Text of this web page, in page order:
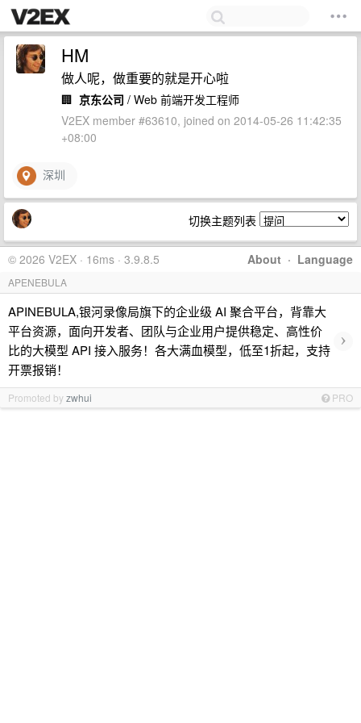
HM
做人呢，做重要的就是开心啦
🏢 京东公司 / Web 前端开发工程师
V2EX member #63610, joined on 2014-05-26 11:42:35
+08:00
深圳
切换主题列表
About · Language
© 2026 V2EX · 16ms · 3.9.8.5
APENEBULA
APINEBULA,银河录像局旗下的企业级 AI 聚合平台，背靠大
平台资源，面向开发者、团队与企业用户提供稳定、高性价
比的大模型 API 接入服务！各大满血模型，低至1折起，支持
开票报销！
›
Promoted byzwhui PRO